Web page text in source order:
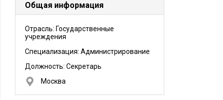
Общая информация
Отрасль: Государственные
учреждения
Специализация: Администрирование
Должность: Секретарь
Москва